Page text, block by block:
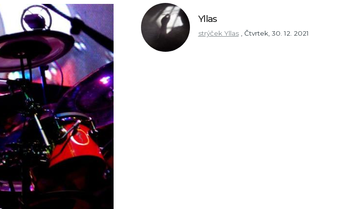
Yllas
strýček Yllas Čtvrtek, 30. 12. 2021